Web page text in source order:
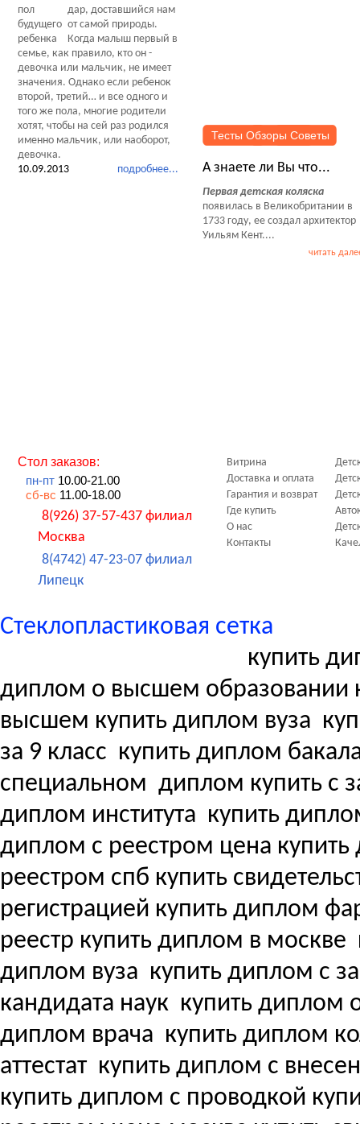
Тесты Обзоры Советы
А знаете ли Вы что...
Первая детская коляска
появилась в Великобритании в
1733 году, ее создал архитектор
Уильям Кент....
читать
дар, доставшийся нам
от самой природы.
Когда малыш первый в
семье, как правило, кто он -
девочка или мальчик, не имеет
значения. Однако если ребенок
второй, третий… и все одного и
того же пола, многие родители
хотят, чтобы на сей раз родился
именно мальчик, или наоборот,
девочка.
подробнее...
10.09.2013
Стол заказов:
пн-пт 10.00-21.00
сб-вс 11.00-18.00
8(926) 37-57-437 филиал
Москва
8(4742) 47-23-07 филиал
Липецк
Витрина
Доставка и оплата
Гарантия и возврат
Где купить
О нас
Контакты
Стеклопластиковая сетка
купить
диплом о высшем образовании
высшем купить диплом вуза
за 9 класс купить диплом
специальном диплом купить с
диплом института купить
диплом с реестром цена
реестром спб купить
регистрацией купить диплом
реестр купить диплом в москве
диплом вуза купить диплом с
кандидата наук купить диплом
диплом врача купить диплом
аттестат купить диплом с
купить диплом с проводкой